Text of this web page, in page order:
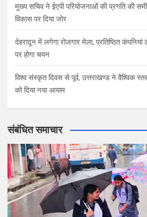
मुख्य सचिव ने ईएपी परियोजनाओं की प्रगति की
विकास पर दिया जोर
देहरादून में लगेगा रोजगार मेला, प्रतिष्ठित कंपनियां
पर होगा चयन
विश्व संस्कृत दिवस से पूर्व, उत्तराखण्ड ने वैश्विक
को दिया नया आयाम
संबंधित समाचार